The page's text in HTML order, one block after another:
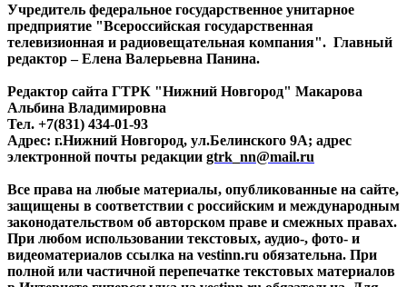
Учредитель федеральное государственное унитарное
предприятие "Всероссийская государственная
телевизионная и радиовещательная компания". Главный
редактор – Елена Валерьевна Панина.
Редактор сайта ГТРК "Нижний Новгород" Макарова
Альбина Владимировна
Тел. +7(831) 434-01-93
Адрес: г.Нижний Новгород, ул.Белинского 9А; адрес
электронной почты редакции gtrk_nn@mail.ru
Все права на любые материалы, опубликованные на сайте,
защищены в соответствии с российским и международным
законодательством об авторском праве и смежных правах.
При любом использовании текстовых, аудио-, фото- и
видеоматериалов ссылка на vestinn.ru обязательна. При
полной или частичной перепечатке текстовых материалов